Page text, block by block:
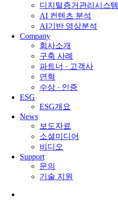
디지털증거관리시스템
AI 컨텐츠 분석
AI기반 영상분석
Company
회사소개
구축 사례
파트너 · 고객사
연혁
수상 · 인증
ESG
ESG개요
News
보도자료
소셜미디어
비디오
Support
문의
기술 지원